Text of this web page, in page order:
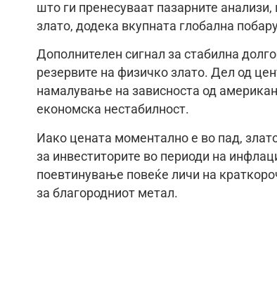
што ги пренесуваат пазарните
злато, додека вкупната глобална
Дополнителен сигнал за стабилна
резервите на физичко злато. Дел од
намалување на зависноста од
економска нестабилност.
Иако цената моментално е во пад,
за инвеститорите во периоди на
поевтинување повеќе личи на
за благородниот метал.